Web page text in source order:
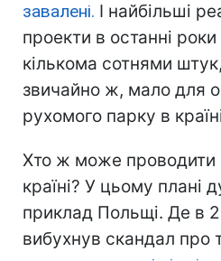
завалені. І найбільші
проекти в останні
кількома сотнями
звичайно ж, мало для
рухомого парку в
Хто ж може проводити
країні? У цьому плані
приклад Польщі. Де в
вибухнув скандал про